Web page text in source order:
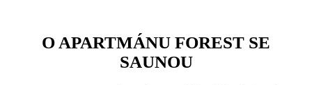
O APARTMÁNU FOREST SE
SAUNOU